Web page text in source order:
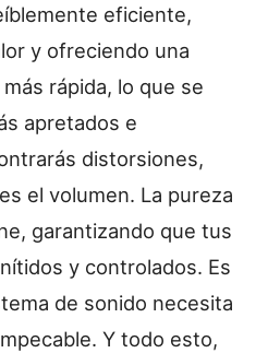
eficiente,
y ofreciendo una
rápida, lo que se
apretados e
distorsiones,
el volumen. La pureza
garantizando que tus
y controlados. Es
de sonido necesita
Y todo esto,